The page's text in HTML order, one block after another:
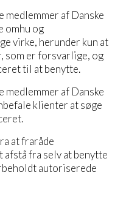
medlemmer af Danske
omhu og
virke, herunder kun at
som er forsvarlige, og
til at benytte.
medlemmer af Danske
klienter at søge
at fraråde
fra selv at benytte
autoriserede